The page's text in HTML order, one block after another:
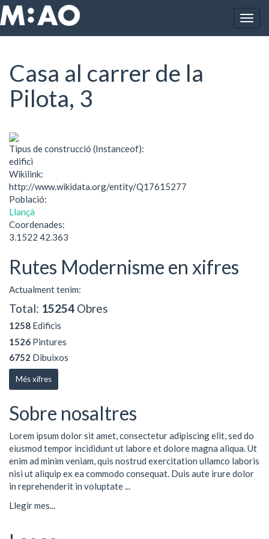
Vés al contingut
Inici Casa al carrer de la Pilota, 3
Casa al carrer de la
Pilota, 3
Tipus de construcció (Instanceof):
edifici
Wikilink:
http://www.wikidata.org/entity/Q17615277
Població:
Llançà
Coordenades:
3.1522 42.363
Rutes Modernisme en xifres
Actualment tenim:
Total: 15254 Obres
1258 Edificis
1526 Pintures
6752 Dibuixos
Més xifres
Sobre nosaltres
Lorem ipsum dolor sit amet, consectetur adipiscing elit, sed do
eiusmod tempor incididunt ut labore et dolore magna aliqua. Ut
enim ad minim veniam, quis nostrud exercitation ullamco laboris
nisi ut aliquip ex ea commodo consequat. Duis aute irure dolor
in reprehenderit in voluptate ...
Llegir mes...